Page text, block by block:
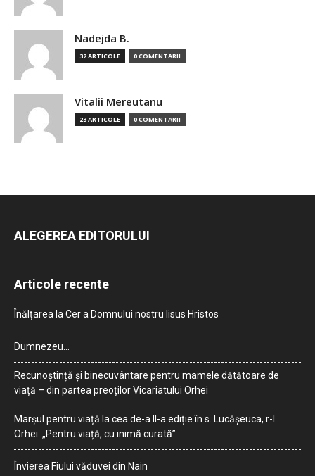
Nadejda B.
32 ARTICOLE 0 COMENTARII
Vitalii Mereutanu
23 ARTICOLE 0 COMENTARII
ALEGEREA EDITORULUI
Articole recente
Înălțarea la Cer a Domnului nostru Iisus Hristos
Dumnezeu…
Recunoștință și binecuvântare pentru mamele dătătoare de
viață – din partea preoților Vicariatului Orhei
Marșul pentru viață la cea de-a II-a ediție în s. Lucășeuca, r-l
Orhei: „Pentru viață, cu inimă curată”
Învierea Fiului văduvei din Nain